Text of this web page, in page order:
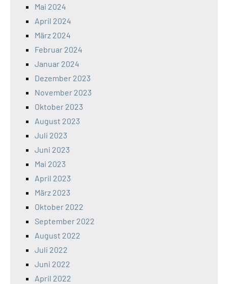
Mai 2024
April 2024
März 2024
Februar 2024
Januar 2024
Dezember 2023
November 2023
Oktober 2023
August 2023
Juli 2023
Juni 2023
Mai 2023
April 2023
März 2023
Oktober 2022
September 2022
August 2022
Juli 2022
Juni 2022
April 2022